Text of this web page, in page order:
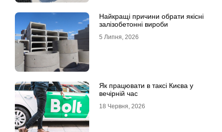
Найкращі причини обрати якісні
залізобетонні вироби
5 Липня, 2026
Як працювати в таксі Києва у
вечірній час
18 Червня, 2026